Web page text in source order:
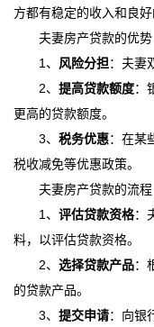
方都有稳定的收入和良
夫妻房产贷款的优势
1、 风险分担：夫妻
2、 提高贷款额度：
更高的贷款额度。
3、 税务优惠：在某
税收减免等优惠政策。
夫妻房产贷款的流程
1、 评估贷款资格：
料，以评估贷款资格。
2、 选择贷款产品：
的贷款产品。
3、 提交申请：向银